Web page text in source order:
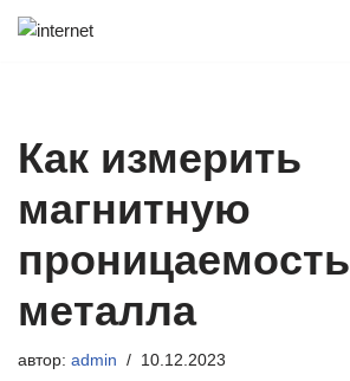
Как измерить
магнитную
проницаемость
металла
автор: admin 10.12.2023